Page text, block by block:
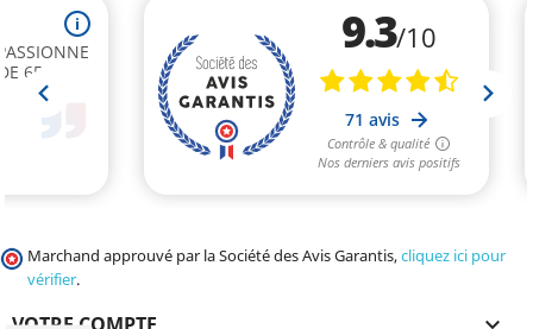
Marchand approuvé par la Société des Avis Garantis,cliquez ici pour
vérifier.